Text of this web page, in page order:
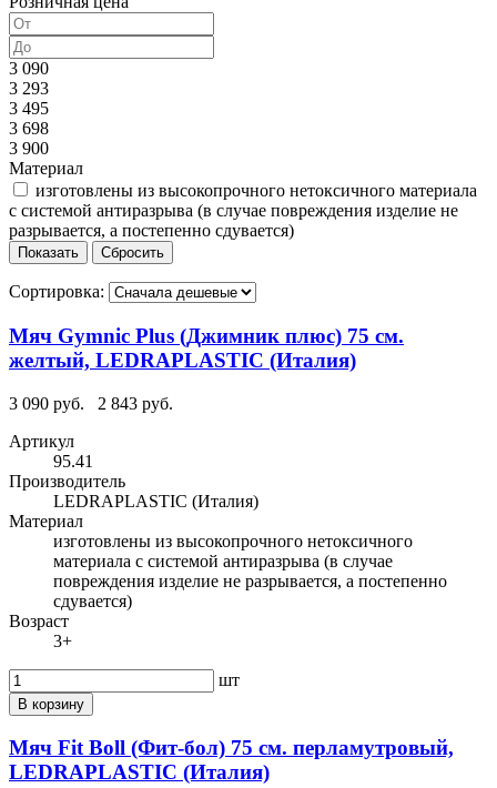
3 090
3 293
3 495
3 698
3 900
Материал
изготовлены из высокопрочного нетоксичного материала
с системой антиразрыва (в случае повреждения изделие не
разрывается, а постепенно сдувается)
Сортировка:
Мяч Gymnic Plus (Джимник плюс) 75 см.
желтый, LEDRAPLASTIC (Италия)
3 090 руб.
2 843 руб.
Артикул
95.41
Производитель
LEDRAPLASTIC (Италия)
Материал
изготовлены из высокопрочного нетоксичного
материала с системой антиразрыва (в случае
повреждения изделие не разрывается, а постепенно
сдувается)
Возраст
3+
шт
В корзину
Мяч Fit Boll (Фит-бол) 75 см. перламутровый,
LEDRAPLASTIC (Италия)